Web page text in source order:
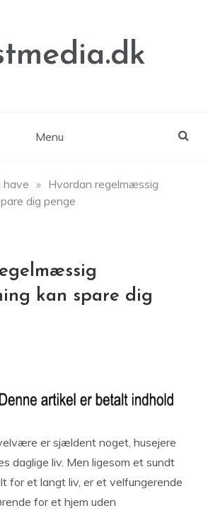
Menu
have » Hvordan regelmæssig
dig penge
kan spare dig
er sjældent noget, husejere
daglige liv. Men ligesom et sundt
for et langt liv, er et velfungerende
for et hjem uden